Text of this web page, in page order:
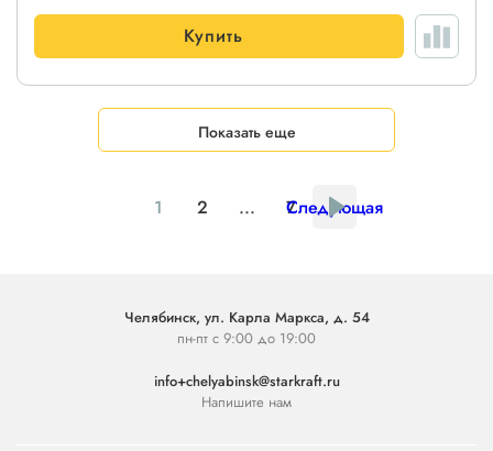
Купить
Показать еще
1 2 ... 7
Следующая
Челябинск, ул. Карла Маркса, д. 54
пн-пт с 9:00 до 19:00
info+chelyabinsk@starkraft.ru
Напишите нам